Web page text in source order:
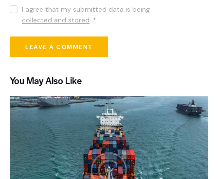
I agree that my submitted data is being
collected and stored. *
You May Also Like